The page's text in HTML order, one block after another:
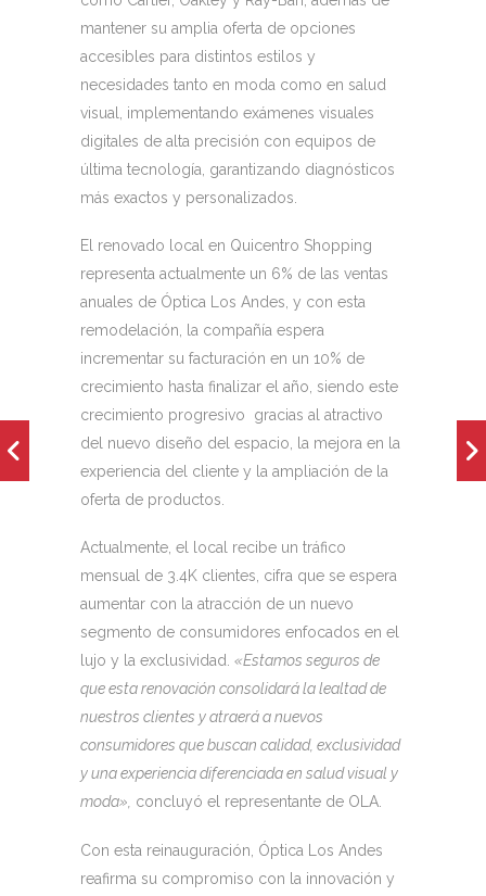
mantener su amplia oferta de opciones
accesibles para distintos estilos y
necesidades tanto en moda como en salud
visual, implementando exámenes visuales
digitales de alta precisión con equipos de
última tecnología, garantizando diagnósticos
más exactos y personalizados.
El renovado local en Quicentro Shopping
representa actualmente un 6% de las ventas
anuales de Óptica Los Andes, y con esta
remodelación, la compañía espera
incrementar su facturación en un 10% de
crecimiento hasta finalizar el año, siendo este
crecimiento progresivo gracias al atractivo
del nuevo diseño del espacio, la mejora en la
experiencia del cliente y la ampliación de la
oferta de productos.
Actualmente, el local recibe un tráfico
mensual de 3.4K clientes, cifra que se espera
aumentar con la atracción de un nuevo
segmento de consumidores enfocados en el
lujo y la exclusividad. «Estamos seguros de
que esta renovación consolidará la lealtad de
nuestros clientes y atraerá a nuevos
consumidores que buscan calidad, exclusividad
y una experiencia diferenciada en salud visual y
moda», concluyó el representante de OLA.
Con esta reinauguración, Óptica Los Andes
reafirma su compromiso con la innovación y